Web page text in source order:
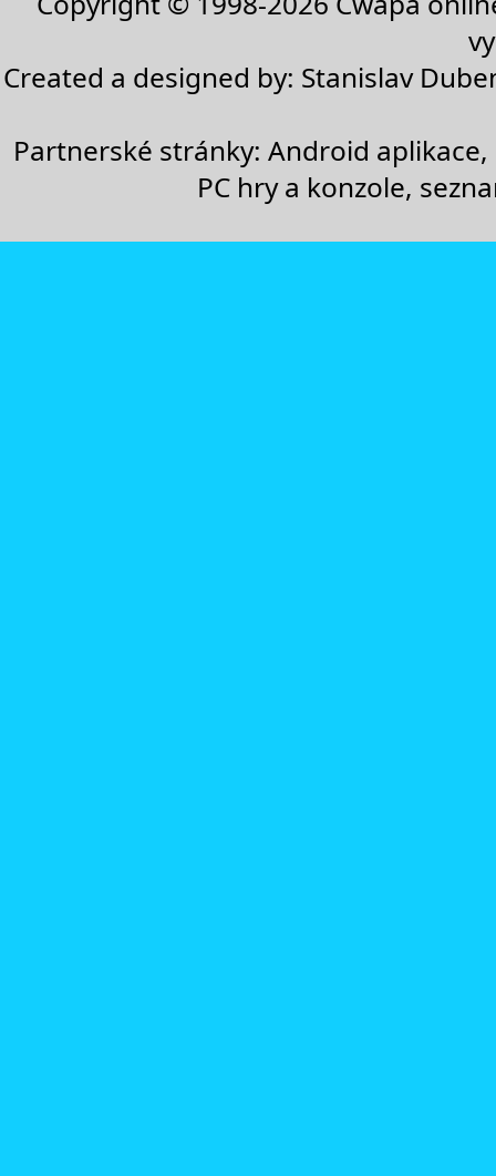
Created a designed by: Stanislav
Partnerské stránky:Android aplikace,
PC hry a konzole,